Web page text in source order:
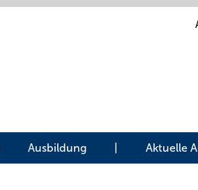
Ausbildung Aktuelle